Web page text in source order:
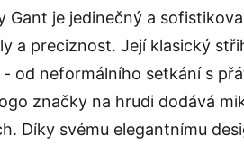
Gant je jedinečný a
a preciznost. Její klasický
od neformálního setkání s
značky na hrudi dodává
Díky svému elegantnímu